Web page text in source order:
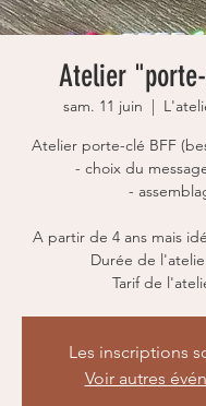
Atelier
sam. 11 juin
  |
Atelier porte-clé BFF
- choix du
-
A partir de 4 ans mais
Durée de
Tarif de
Les inscriptions
Voir autres